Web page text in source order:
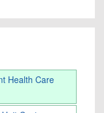
Health Care